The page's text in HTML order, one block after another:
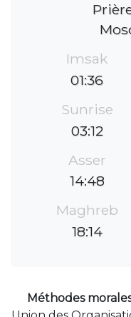
Imsak
01:36
Sunrise
03:12
Asser
14:48
Maghreb
18:14
Méthodes